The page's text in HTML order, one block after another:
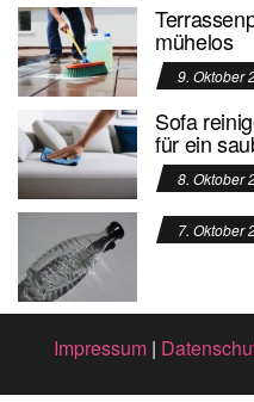
mühelos
9. Oktober
Sofa
für ein
8. Oktober
7. Oktober
Impressum |